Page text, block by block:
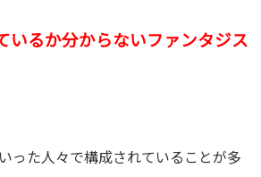
いるか分からないファンタジス
った人々で構成されていることが多